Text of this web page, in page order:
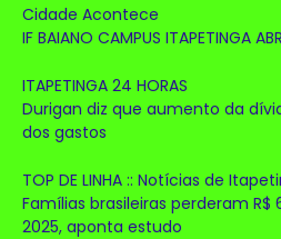
Cidade Acontece
IF BAIANO CAMPUS ITAPETINGA
ITAPETINGA 24 HORAS
Durigan diz que aumento da
dos gastos
TOP DE LINHA :: Notícias de
Famílias brasileiras perderam
2025, aponta estudo